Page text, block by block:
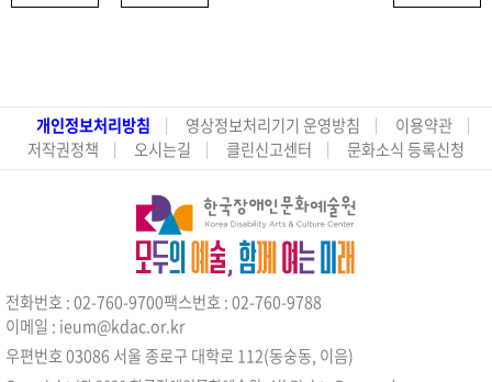
개인정보처리방침 영상정보처리기기 운영방침
이용약관
저작권정책
오시는길 클린신고센터 문화소식 등록신청
전화번호 : 02-760-9700팩스번호 : 02-760-9788
이메일 : ieum@kdac.or.kr
우편번호 03086 서울 종로구 대학로 112(동숭동, 이음)